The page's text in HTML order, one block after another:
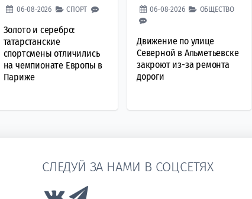
06-08-2026 СПОРТ
Золото и серебро:
татарстанские
спортсмены отличились
на чемпионате Европы в
Париже
06-08-2026 ОБЩЕСТВО
Движение по улице
Северной в Альметьевске
закроют из-за ремонта
дороги
СЛЕДУЙ ЗА НАМИ В СОЦСЕТЯХ
Link to Vk